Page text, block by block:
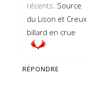
récents..Source
du Lison et Creux
billard en crue
RÉPONDRE